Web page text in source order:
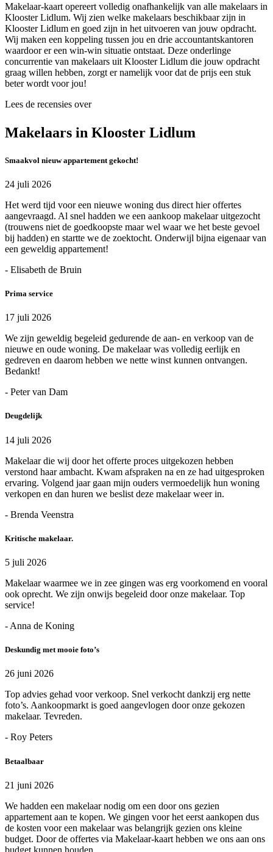
Makelaar-kaart opereert volledig onafhankelijk van alle makelaars in
Klooster Lidlum. Wij zien welke makelaars beschikbaar zijn in
Klooster Lidlum en goed zijn in het uitvoeren van jouw opdracht.
Wij maken een koppeling tussen jou en drie accountantskantoren
waardoor er een win-win situatie ontstaat. Deze onderlinge
concurrentie van makelaars uit Klooster Lidlum die jouw opdracht
graag willen hebben, zorgt er namelijk voor dat de prijs een stuk
beter wordt voor jou!
Lees de recensies over
Makelaars in Klooster Lidlum
Smaakvol nieuw appartement gekocht!
24 juli 2026
Het werd tijd voor een nieuwe woning dus direct hier offertes
aangevraagd. Al snel hadden we een aankoop makelaar uitgezocht
(trouwens niet de goedkoopste maar wel waar we het beste gevoel
bij hadden) en startte we de zoektocht. Onderwijl bijna eigenaar van
een geweldig appartement!
- Elisabeth de Bruin
Prima service
17 juli 2026
We zijn geweldig begeleid gedurende de aan- en verkoop van de
nieuwe en oude woning. De makelaar was volledig eerlijk en
gedreven en daarom hebben we nette winst kunnen ontvangen.
Bedankt!
- Peter van Dam
Deugdelijk
14 juli 2026
Makelaar die wij door het offerte proces uitgekozen hebben
verstond haar ambacht. Kwam afspraken na en ze had uitgesproken
ervaring. Volgend jaar gaan mijn ouders vermoedelijk hun woning
verkopen en dan huren we beslist deze makelaar weer in.
- Brenda Veenstra
Kritische makelaar.
5 juli 2026
Makelaar waarmee we in zee gingen was erg voorkomend en vooral
ook oprecht. We zijn onwijs begeleid door onze makelaar. Top
service!
- Anna de Koning
Deskundig met mooie foto’s
26 juni 2026
Top advies gehad voor verkoop. Snel verkocht dankzij erg nette
foto’s. Aankoopmarkt is goed aangevlogen door onze gekozen
makelaar. Tevreden.
- Roy Peters
Betaalbaar
21 juni 2026
We hadden een makelaar nodig om een door ons gezien
appartement aan te kopen. We gingen voor het eerst aankopen dus
de kosten voor een makelaar was belangrijk gezien ons kleine
budget. Door de offertes via Makelaar-kaart hebben we ons aan ons
budget kunnen houden.